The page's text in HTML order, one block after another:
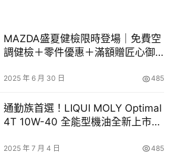
活動，吸引許多同學關注實習與就業
與專案內容一覽表
與報名方式，請參閱和泰汽車人才招
career/intern/
MAZDA盛夏健檢限時登場｜免費空
調健檢＋零件優惠＋滿額贈匠心御
2025 年 6 月 30 日 485
通勤族首選！LIQUI MOLY Optimal
4T 10W-40 全能型機油全新上市，
2025 年 7 月 4 日 485